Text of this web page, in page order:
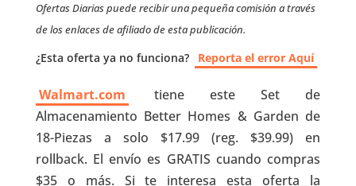
Ofertas Diarias puede recibir una pequeña comisión a través
de los enlaces de afiliado de esta publicación.
¿Esta oferta ya no funciona? Reporta el error Aquí
Walmart.com
tiene este Set de
Almacenamiento Better Homes & Garden de
18-Piezas a solo $17.99 (reg. $39.99) en
rollback. El envío es GRATIS cuando compras
$35 o más. Si te interesa esta oferta la